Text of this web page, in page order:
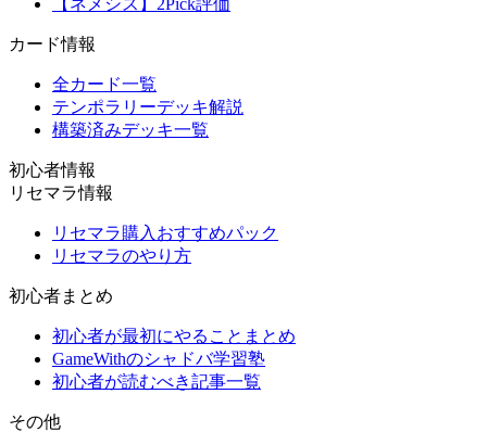
【ネメシス】2Pick評価
カード情報
全カード一覧
テンポラリーデッキ解説
構築済みデッキ一覧
初心者情報
リセマラ情報
リセマラ購入おすすめパック
リセマラのやり方
初心者まとめ
初心者が最初にやることまとめ
GameWithのシャドバ学習塾
初心者が読むべき記事一覧
その他